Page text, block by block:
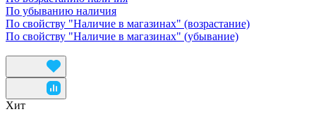
По убыванию наличия
По свойству "Наличие в магазинах" (возрастание)
По свойству "Наличие в магазинах" (убывание)
Хит